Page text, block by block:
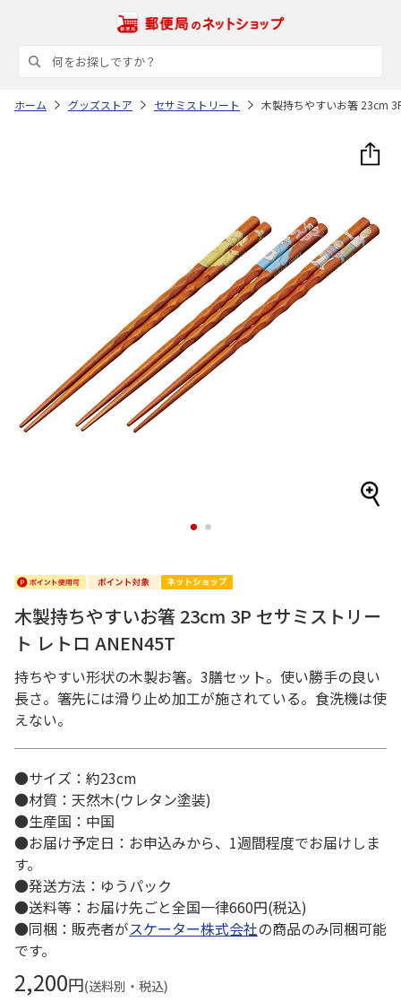
ホーム グッズストア セサミストリート 木製持ちやすいお箸 23cm
1 2
木製持ちやすいお箸 23cm 3P セサミストリー
ト レトロ ANEN45T
持ちやすい形状の木製お箸。3膳セット。使い勝手の良い
長さ。箸先には滑り止め加工が施されている。食洗機は使
えない。
●サイズ：約23cm
●材質：天然木(ウレタン塗装)
●生産国：中国
●お届け予定日：お申込みから、1週間程度でお届けしま
す。
●発送方法：ゆうパック
●送料等：お届け先ごと全国一律660円(税込)
●同梱：販売者がスケーター株式会社の商品のみ同梱可能
です。
2,200円(送料別・税込)